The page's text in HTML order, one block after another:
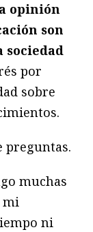
opinión
son
sociedad
por
sobre
preguntas.
muchas
mi
ni